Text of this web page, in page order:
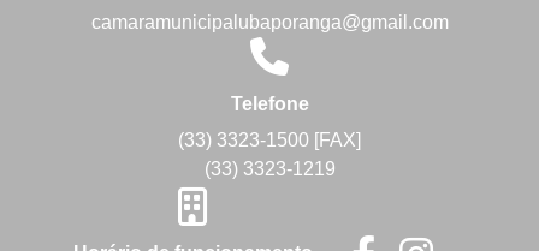
camaramunicipalubaporanga@gmail.com
Telefone
(33) 3323-1500 [FAX]
(33) 3323-1219